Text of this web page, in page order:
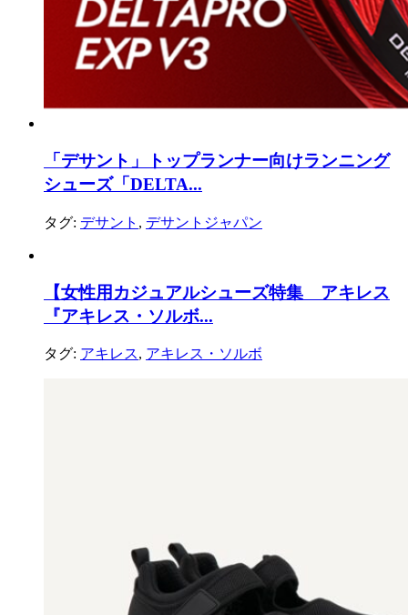
「デサント」トップランナー向けランニング
シューズ「DELTA...
タグ: デサント , デサントジャパン
【女性用カジュアルシューズ特集 アキレス
『アキレス・ソルボ...
タグ: アキレス, アキレス・ソルボ